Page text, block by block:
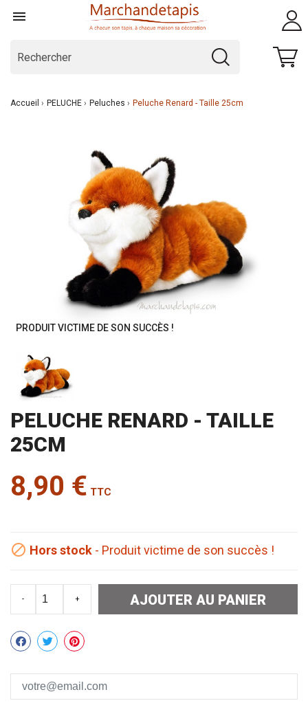

Accueil PELUCHE Peluches Peluche Renard - Taille 25cm
PRODUIT VICTIME DE SON SUCCÈS !
PELUCHE RENARD - TAILLE
25CM
8,90 € TTC
 Hors stock - Produit victime de son succès !
- + AJOUTER AU PANIER
Partager